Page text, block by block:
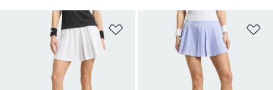
Añadir a la lista de deseos